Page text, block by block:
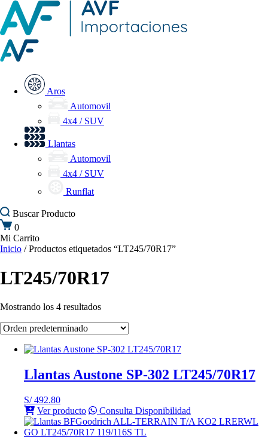
Aros
Automovil
4x4 / SUV
Llantas
Automovil
4x4 / SUV
Runflat
BuscarProducto
0
Mi Carrito
Inicio / Productos etiquetados “LT245/70R17”
LT245/70R17
Mostrando los 4 resultados
Llantas Austone SP-302 LT245/70R17
S/492.80
Ver producto
Consulta Disponibilidad